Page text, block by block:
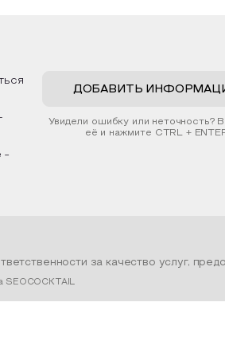
-
ДОБАВИТЬ
Увидели ошибку или неточность?
её и нажмите CTRL +
за качество услуг,
SEOCOCKTAIL